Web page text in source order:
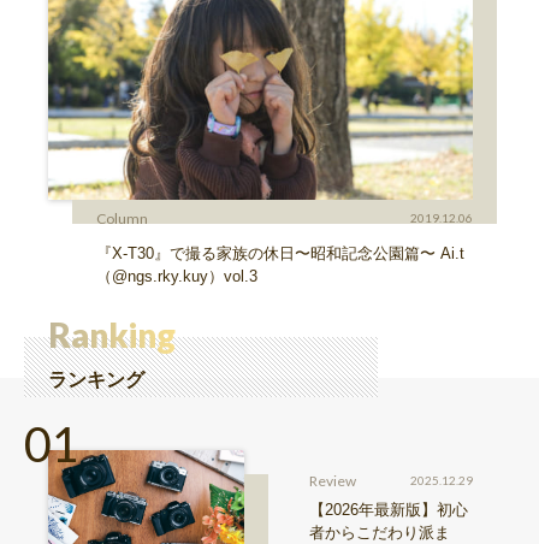
Column 2019.12.06
『X-T30』で撮る家族の休日〜昭和記念公園篇〜 Ai.t
（@ngs.rky.kuy）vol.3
Ranking
ランキング
Review 2025.12.29
【2026年最新版】初心
者からこだわり派ま